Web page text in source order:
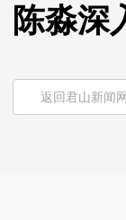
陈淼深
返回君山新闻